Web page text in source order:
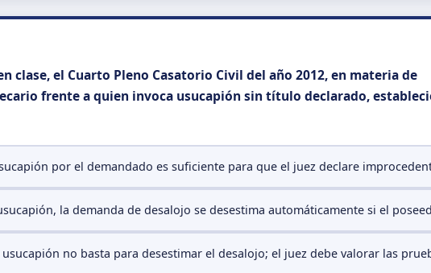
clase, el Cuarto Pleno Casatorio Civil del año 2012, en materia de
frente a quien invoca usucapión sin título declarado,
por el demandado es suficiente para que el juez declare
la demanda de desalojo se desestima automáticamente si el
no basta para desestimar el desalojo; el juez debe valorar las